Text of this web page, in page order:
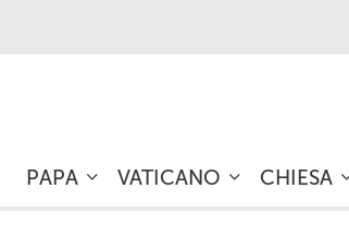
PAPA VATICANO CHIESA